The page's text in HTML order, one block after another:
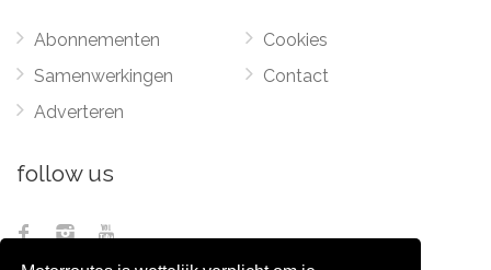
Abonnementen
Samenwerkingen
Adverteren
Cookies
Contact
follow us